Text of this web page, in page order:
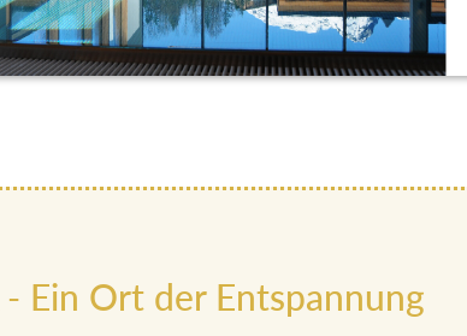
Ein Ort der Entspannung